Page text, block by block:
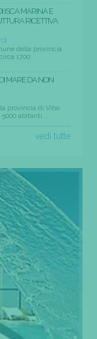
ISCA MARINA E
RICETTIVA
della provincia
1700
MARE DA NON
provincia di Vibo
abitanti....
vedi tutte